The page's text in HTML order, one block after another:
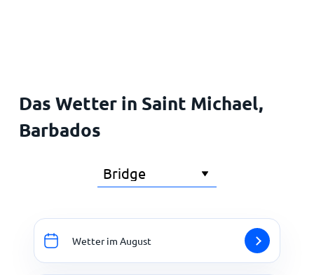
Das Wetter in Saint Michael,
Barbados
Wetter im August